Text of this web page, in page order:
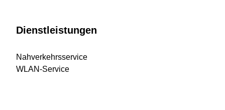
Dienstleistungen
Nahverkehrsservice
WLAN-Service